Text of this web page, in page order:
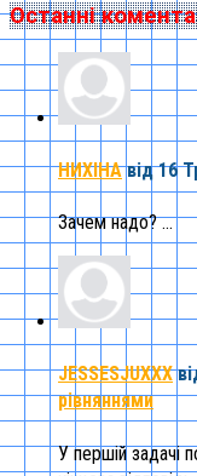
Останні
НИХІНА від 16
Зачем надо? ...
JESSESJUXXX
рівняннями
У першій задачі